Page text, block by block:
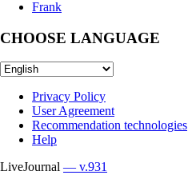
Frank
CHOOSE LANGUAGE
Privacy Policy
User Agreement
Recommendation technologies
Help
LiveJournal — v.931